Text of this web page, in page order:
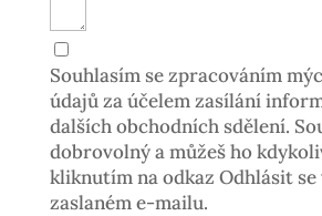
Souhlasím se zpracováním
údajů za účelem zasílání
dalších obchodních sdělení.
dobrovolný a můžeš ho
kliknutím na odkaz Odhlásit se
zaslaném e-mailu.